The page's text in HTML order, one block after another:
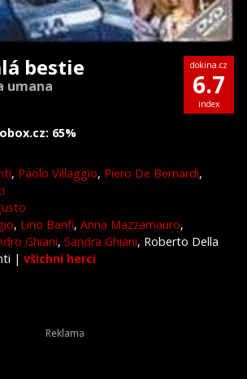
bestie
umana
65%
dokina.cz
6.7
index
, Paolo Villaggio, Piero De Bernardi,
, Lino Banfi, Anna Mazzamauro,
Ghiani, Sandra Ghiani, Roberto Della
| všichni herci